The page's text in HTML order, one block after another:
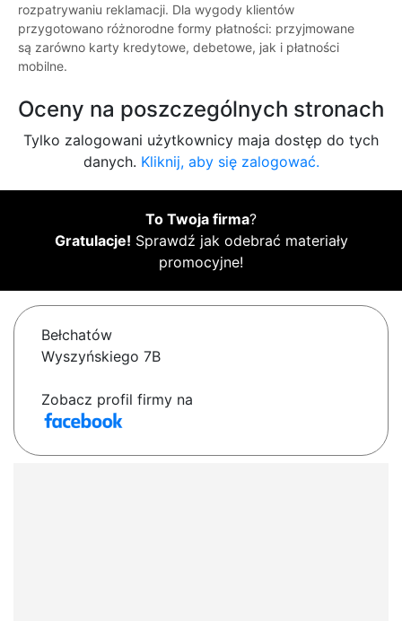
rozpatrywaniu reklamacji. Dla wygody klientów
przygotowano różnorodne formy płatności: przyjmowane
są zarówno karty kredytowe, debetowe, jak i płatności
mobilne.
Oceny na poszczególnych stronach
Tylko zalogowani użytkownicy maja dostęp do tych
danych. Kliknij, aby się zalogować.
To Twoja firma?
Gratulacje! Sprawdź jak odebrać materiały
promocyjne!
Bełchatów
Wyszyńskiego 7B
Zobacz profil firmy na